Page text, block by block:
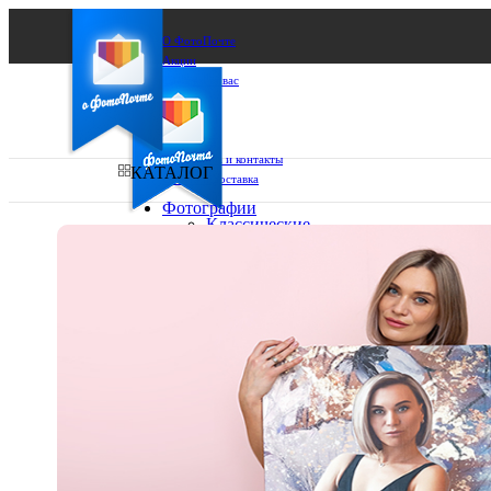
О ФотоПочте
Акции
Сделаем за вас
Бизнесу
FAQ
Франшиза
Поддержка и контакты
Оплата и доставка
КАТАЛОГ
Фотографии
Классические
15х20
20х20
20х30
30х30
30х40
А4